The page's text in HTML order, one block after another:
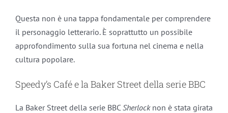
Questa non è una tappa fondamentale per comprendere
il personaggio letterario. È soprattutto un possibile
approfondimento sulla sua fortuna nel cinema e nella
cultura popolare.
Speedy’s Café e la Baker Street della serie BBC
La Baker Street della serie BBCSherlocknon è stata girata